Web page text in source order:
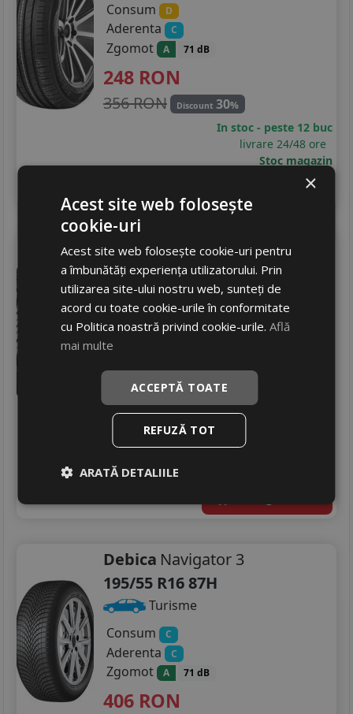
Consum
D
Aderenta C
Zgomot A 71 dB
248 RON
356 RON Discount 30%
In stoc - peste 12 buc
livrare 24/48 ore
Stoc magazin
Adauga in cos
MatadorMp62 all weather evo
195/55 R16 87H
Turisme
Consum C
Aderenta
399RON
513 RON Discount22%
In stoc - 9 buc
Debica Navigator 3
195/55 R16 87H
Turisme
Consum
C
Aderenta C
Zgomot A 71 dB
406 RON
×
Acest site web folosește
cookie-uri
Acest site web folosește cookie-uri pentru
a îmbunătăți experiența utilizatorului. Prin
utilizarea site-ului nostru web, sunteți de
acord cu toate cookie-urile în conformitate
cu Politica noastră privind cookie-urile.Află
mai multe
ACCEPTĂ TOATE
REFUZĂ TOT
ARATĂ DETALIILE